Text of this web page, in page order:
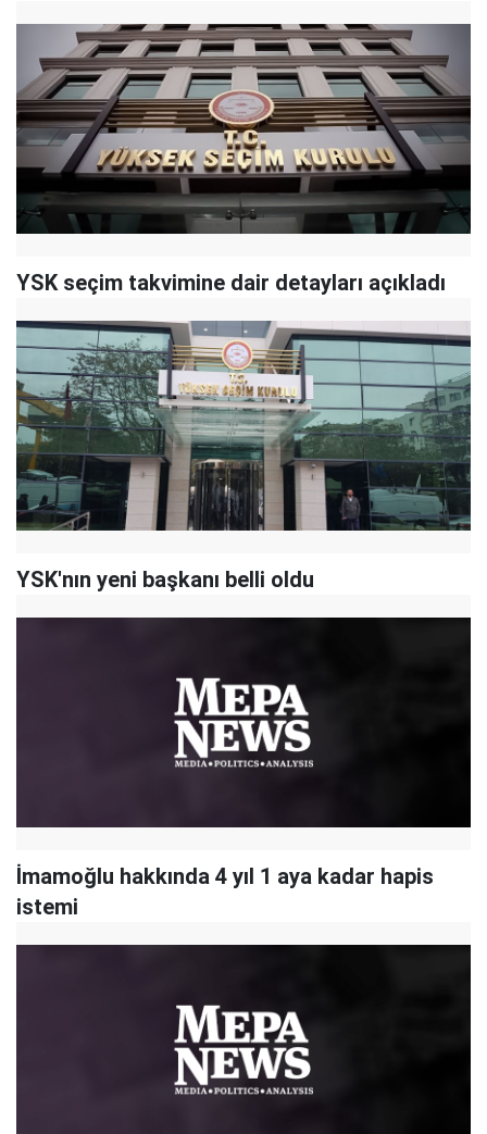
YSK seçim takvimine dair detayları açıkladı
YSK'nın yeni başkanı belli oldu
İmamoğlu hakkında 4 yıl 1 aya kadar hapis
istemi